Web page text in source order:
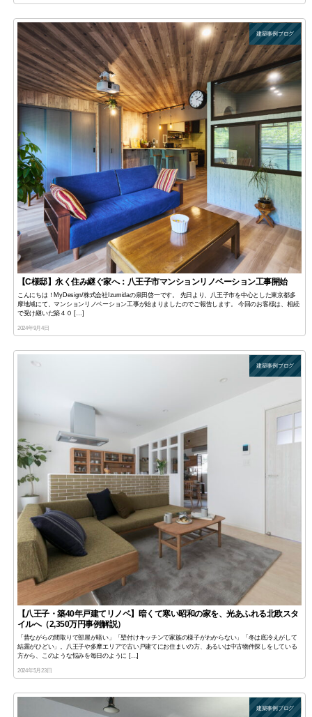
建築事例ブログ
【C様邸】永く住み継ぐ家へ：八王子市マンションリノベーション工事開始
こんにちは！MyDesign/株式会社Izumidaの泉田啓一です。 先日より、八王子市を中心とした東京都多
摩地域にて、マンションリノベーション工事が始まりましたのでご報告します。 今回のお客様は、相続
で受け継いだ築４０ […]
2024年9月4日
建築事例ブログ
【八王子・築40年戸建てリノベ】暗くて寒い昭和の家を、光あふれる北欧スタ
イルへ（2,350万円事例解説）
「昔ながらの間取りで部屋が暗い」「壁付けキッチンで家族の様子がわからない」「冬は底冷えがして
結露がひどい」。八王子や多摩エリアで古い戸建てにお住まいの方、あるいは中古物件探しをしている
方から、このような悩みを毎日のように […]
2024年5月23日
建築事例ブログ